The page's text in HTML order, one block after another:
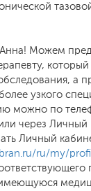
Анна! Можем
а
узкого
можно по
через Личный
Личный
ru/my/
имеющуюся